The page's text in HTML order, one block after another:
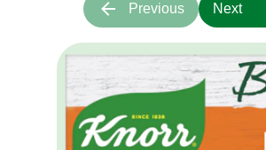
Previous Next